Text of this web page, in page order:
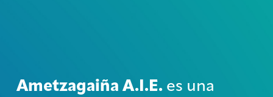
Ametzagaiña A.I.E. es una